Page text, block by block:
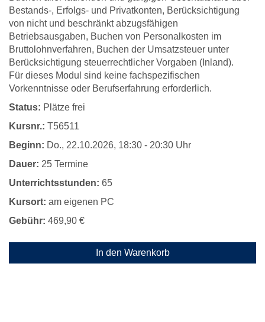
Bestands-, Erfolgs- und Privatkonten, Berücksichtigung
von nicht und beschränkt abzugsfähigen
Betriebsausgaben, Buchen von Personalkosten im
Bruttolohnverfahren, Buchen der Umsatzsteuer unter
Berücksichtigung steuerrechtlicher Vorgaben (Inland).
Für dieses Modul sind keine fachspezifischen
Vorkenntnisse oder Berufserfahrung erforderlich.
Status: Plätze frei
Kursnr.: T56511
Beginn: Do., 22.10.2026, 18:30 - 20:30 Uhr
Dauer: 25 Termine
Unterrichtsstunden: 65
Kursort: am eigenen PC
Gebühr: 469,90 €
In den Warenkorb